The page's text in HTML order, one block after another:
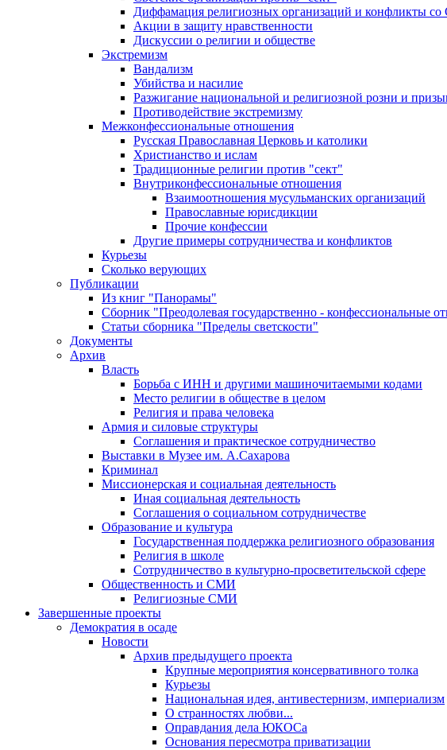
Диффамация религиозных организаций и конфликты
Акции в защиту нравственности
Дискуссии о религии и обществе
Экстремизм
Вандализм
Убийства и насилие
Разжигание национальной и религиозной розни и
Противодействие экстремизму
Межконфессиональные отношения
Русская Православная Церковь и католики
Христианство и ислам
Традиционные религии против "сект"
Внутриконфессиональные отношения
Взаимоотношения мусульманских организаций
Православные юрисдикции
Прочие конфессии
Другие примеры сотрудничества и конфликтов
Курьезы
Сколько верующих
Публикации
Из книг "Панорамы"
Сборник "Преодолевая государственно - конфессиональные
Статьи сборника "Пределы светскости"
Документы
Архив
Власть
Борьба с ИНН и другими машиночитаемыми кодами
Место религии в обществе в целом
Религия и права человека
Армия и силовые структуры
Соглашения и практическое сотрудничество
Выставки в Музее им. А.Сахарова
Криминал
Миссионерская и социальная деятельность
Иная социальная деятельность
Соглашения о социальном сотрудничестве
Образование и культура
Государственная поддержка религиозного образования
Религия в школе
Сотрудничество в культурно-просветительской сфере
Общественность и СМИ
Религиозные СМИ
Завершенные проекты
Демократия в осаде
Новости
Архив предыдущего проекта
Крупные мероприятия консервативного толка
Курьезы
Национальная идея, антивестернизм, империализм
О странностях любви...
Оправдания дела ЮКОСа
Основания пересмотра приватизации